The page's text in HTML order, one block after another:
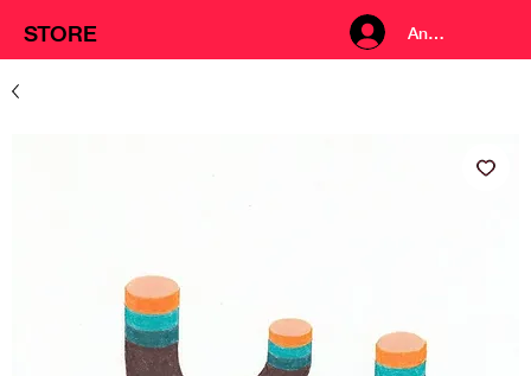
STORE Anmelden